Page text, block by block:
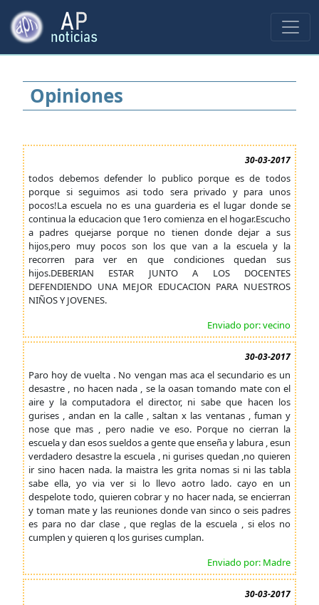
Opiniones
30-03-2017
todos debemos defender lo publico porque es de todos
porque si seguimos asi todo sera privado y para unos
pocos!La escuela no es una guarderia es el lugar donde se
continua la educacion que 1ero comienza en el hogar.Escucho
a padres quejarse porque no tienen donde dejar a sus
hijos,pero muy pocos son los que van a la escuela y la
recorren para ver en que condiciones quedan sus
hijos.DEBERIAN ESTAR JUNTO A LOS DOCENTES
DEFENDIENDO UNA MEJOR EDUCACION PARA NUESTROS
NIÑOS Y JOVENES.
Enviado por: vecino
30-03-2017
Paro hoy de vuelta . No vengan mas aca el secundario es un
desastre , no hacen nada , se la oasan tomando mate con el
aire y la computadora el director, ni sabe que hacen los
gurises , andan en la calle , saltan x las ventanas , fuman y
nose que mas , pero nadie ve eso. Porque no cierran la
escuela y dan esos sueldos a gente que enseña y labura , esun
verdadero desastre la escuela , ni gurises quedan ,no quieren
ir sino hacen nada. la maistra les grita nomas si ni las tabla
sabe ella, yo via ver si lo llevo aotro lado. cayo en un
despelote todo, quieren cobrar y no hacer nada, se encierran
y toman mate y las reuniones donde van sinco o seis padres
es para no dar clase , que reglas de la escuela , si elos no
cumplen y quieren q los gurises cumplan.
Enviado por: Madre
30-03-2017